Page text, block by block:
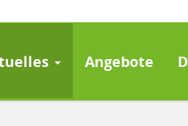
Angebote